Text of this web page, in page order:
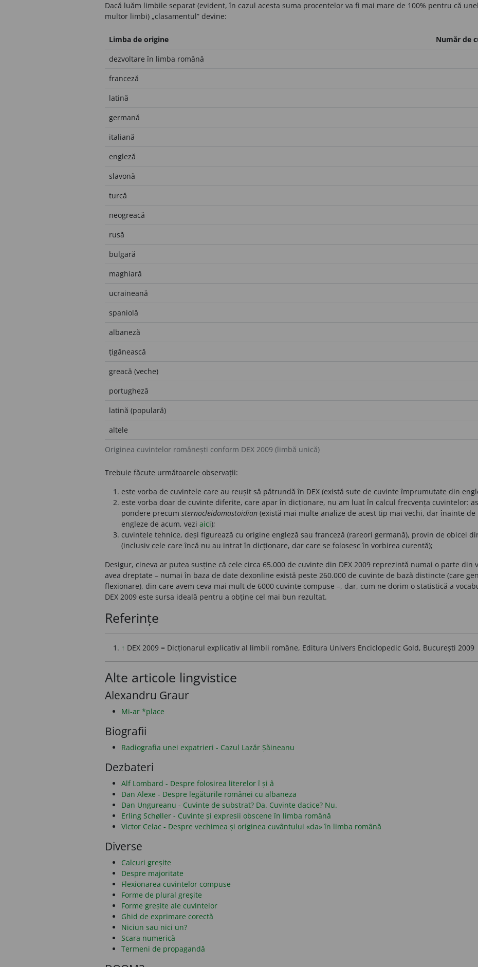
Dacă luăm limbile separat (evident, în cazul acesta suma procentelor va fi mai mare de 100% pentru că
multor limbi) „clasamentul” devine:
Originea cuvintelor românești conform DEX 2009 (limbă unică)
Limba de origine Număr de
dezvoltare în limba română
franceză
latină
germană
italiană
engleză
slavonă
turcă
neogreacă
rusă
bulgară
maghiară
ucraineană
spaniolă
albaneză
țigănească
greacă (veche)
portugheză
latină (populară)
altele
Trebuie făcute următoarele observații:
este vorba de cuvintele care au reușit să pătrundă în DEX (există sute de cuvinte împrumutate din
este vorba doar de cuvinte diferite, care apar în dicționare, nu am luat în calcul frecvența cuvintelor:
pondere precum sternocleidomastoidian (există mai multe analize de acest tip mai vechi, dar înainte
engleze de acum, vezi aici);
cuvintele tehnice, deși figurează cu origine engleză sau franceză (rareori germană), provin de obicei
(inclusiv cele care încă nu au intrat în dicționare, dar care se folosesc în vorbirea curentă);
Desigur, cineva ar putea susține că cele circa 65.000 de cuvinte din DEX 2009 reprezintă numai o parte
avea dreptate – numai în baza de date dexonline există peste 260.000 de cuvinte de bază distincte (care
flexionare), din care avem ceva mai mult de 6000 cuvinte compuse –, dar, cum ne dorim o statistică a
DEX 2009 este sursa ideală pentru a obține cel mai bun rezultat.
Referințe
↑ DEX 2009 = Dicționarul explicativ al limbii române, Editura Univers Enciclopedic Gold, București 2009
Alte articole lingvistice
Alexandru Graur
Mi-ar *place
Biografii
Radiografia unei expatrieri - Cazul Lazăr Șăineanu
Dezbateri
Alf Lombard - Despre folosirea literelor î și â
Dan Alexe - Despre legăturile românei cu albaneza
Dan Ungureanu - Cuvinte de substrat? Da. Cuvinte dacice? Nu.
Erling Schøller - Cuvinte și expresii obscene în limba română
Victor Celac - Despre vechimea și originea cuvântului «da» în limba română
Diverse
Calcuri greșite
Despre majoritate
Flexionarea cuvintelor compuse
Forme de plural greșite
Forme greșite ale cuvintelor
Ghid de exprimare corectă
Niciun sau nici un?
Scara numerică
Termeni de propagandă